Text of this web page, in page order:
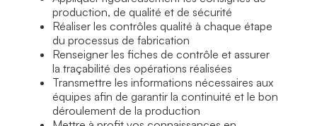
production, de qualité et de sécurité
Réaliser les contrôles qualité à chaque étape
du processus de fabrication
Renseigner les fiches de contrôle et assurer
la traçabilité des opérations réalisées
Transmettre les informations nécessaires aux
équipes afin de garantir la continuité et le bon
déroulement de la production